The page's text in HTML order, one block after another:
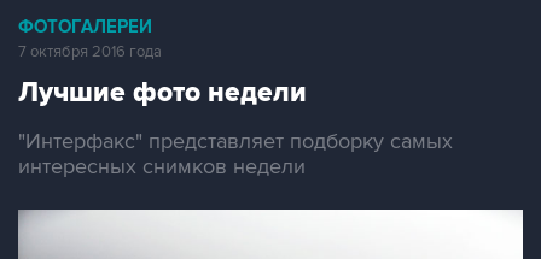
ФОТОГАЛЕРЕИ
7 октября 2016 года
Лучшие фото недели
"Интерфакс" представляет подборку самых
интересных снимков недели